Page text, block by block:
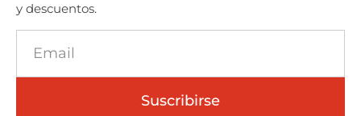
y descuentos.
Suscribirse